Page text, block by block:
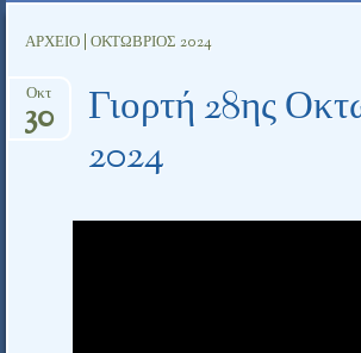
ΑΡΧΕΊΟ | ΟΚΤΏΒΡΙΟΣ 2024
Γιορτή 28ης
2024
Οκτ
30